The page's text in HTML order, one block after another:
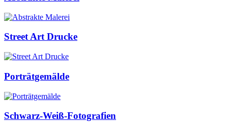
Street Art Drucke
Porträtgemälde
Schwarz-Weiß-Fotografien